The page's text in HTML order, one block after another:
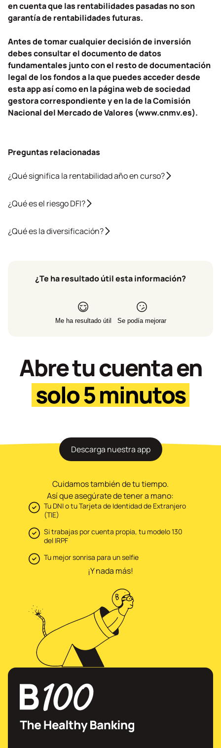
en cuenta que las rentabilidades pasadas no son
garantía de rentabilidades futuras.
Antes de tomar cualquier decisión de inversión
debes consultar el documento de datos
fundamentales junto con el resto de documentación
legal de los fondos a la que puedes acceder desde
esta app así como en la página web de sociedad
gestora correspondiente y en la de la Comisión
Nacional del Mercado de Valores (www.cnmv.es).
Preguntas relacionadas
¿Qué significa la rentabilidad año en curso?
¿Qué es el riesgo DFI?
¿Qué es la diversificación?
¿Te ha resultado útil esta información?
Me ha resultado útil Se podía mejorar
Abre tu cuenta en
solo 5 minutos
Descarga nuestra app
Cuidamos también de tu tiempo.
Así que asegúrate de tener a mano:
Tu DNI o tu Tarjeta de Identidad de Extranjero
(TIE)
Si trabajas por cuenta propia, tu modelo 130
del IRPF
Tu mejor sonrisa para un selfie
¡Y nada más!